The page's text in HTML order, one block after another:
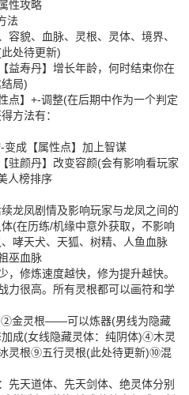
性攻略
法
貌、血脉、灵根、灵体、境界、
处待更新)
寿丹】增长年龄，何时结束你在
局)
】+-调整(在后期中作为一个判定
方法有：
成【属性点】加上智谋
颜丹】改变容颜(会有影响看玩家
人榜排序
凤剧情及影响玩家与龙凤之间的
(在历练/机缘中意外获取，不影响
哮天犬、天狐、树精、人鱼血脉
巫血脉
修炼速度越快，修为提升越快。
力很高。所有灵根都可以画符和学
灵根——可以炼器(男线为隐藏
成(女线隐藏灵体：纯阴体)④木灵
根⑨五行灵根(此处待更新)⑩混
天道体、先天剑体、绝灵体分别